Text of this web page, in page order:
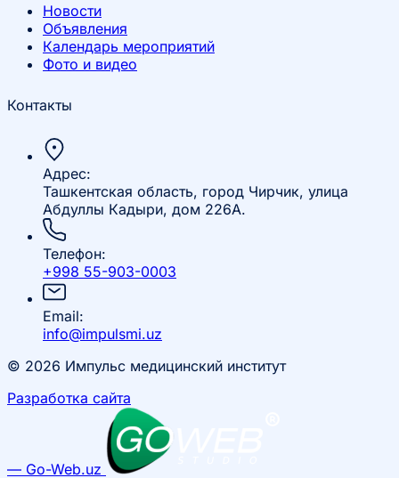
Новости
Объявления
Календарь мероприятий
Фото и видео
Контакты
Адрес:
Ташкентская область, город Чирчик, улица
Абдуллы Кадыри, дом 226А.
Телефон:
+998 55-903-0003
Email:
info@impulsmi.uz
© 2026 Импульс медицинский институт
Разработка сайта
— Go-Web.uz